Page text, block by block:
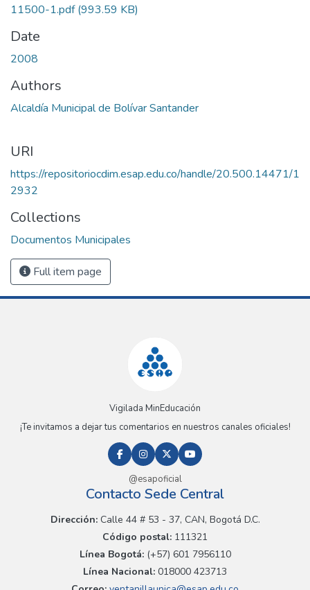
11500-1.pdf(993.59 KB)
Date
2008
Authors
Alcaldía Municipal de Bolívar Santander
URI
https://repositoriocdim.esap.edu.co/handle/20.500.14471/1
2932
Collections
Documentos Municipales
Full item page
Vigilada MinEducación
¡Te invitamos a dejar tus comentarios en nuestros canales oficiales!
@esapoficial
Contacto Sede Central
Dirección:Calle 44 # 53 - 37, CAN, Bogotá D.C.
Código postal: 111321
Línea Bogotá:(+57) 601 7956110
Línea Nacional: 018000 423713